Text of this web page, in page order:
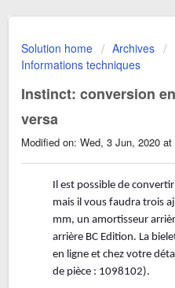
Solution home Archives
Informations techniques
Instinct: conversion
versa
Modified on: Wed, 3 Jun, 2020
Il est possible de
mais il vous faudra trois
mm, un amortisseur
arrière BC Edition. La
en ligne et chez votre
de pièce : 1098102).